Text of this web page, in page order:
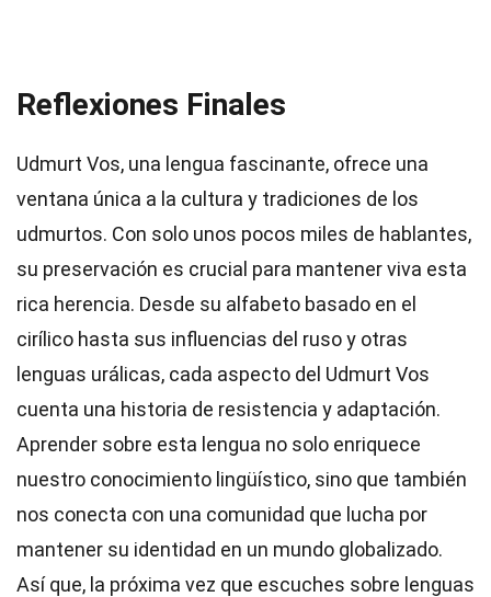
Reflexiones Finales
Udmurt Vos, una lengua fascinante, ofrece una
ventana única a la cultura y tradiciones de los
udmurtos. Con solo unos pocos miles de hablantes,
su preservación es crucial para mantener viva esta
rica herencia. Desde su alfabeto basado en el
cirílico hasta sus influencias del ruso y otras
lenguas urálicas, cada aspecto del Udmurt Vos
cuenta una historia de resistencia y adaptación.
Aprender sobre esta lengua no solo enriquece
nuestro conocimiento lingüístico, sino que también
nos conecta con una comunidad que lucha por
mantener su identidad en un mundo globalizado.
Así que, la próxima vez que escuches sobre lenguas